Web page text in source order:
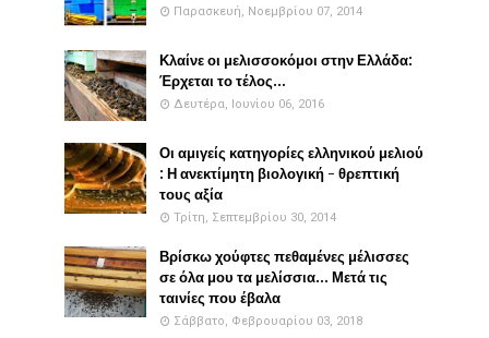
Παρασκευή, Νοεμβρίου 07, 2014
Κλαίνε οι μελισσοκόμοι στην Ελλάδα:
Έρχεται το τέλος...
Δευτέρα, Ιουνίου 06, 2016
Οι αμιγείς κατηγορίες ελληνικού μελιού
: Η ανεκτίμητη βιολογική - θρεπτική
τους αξία
Τρίτη, Σεπτεμβρίου 30, 2014
Βρίσκω χούφτες πεθαμένες μέλισσες
σε όλα μου τα μελίσσια... Μετά τις
ταινίες που έβαλα
Σάββατο, Φεβρουαρίου 03, 2018